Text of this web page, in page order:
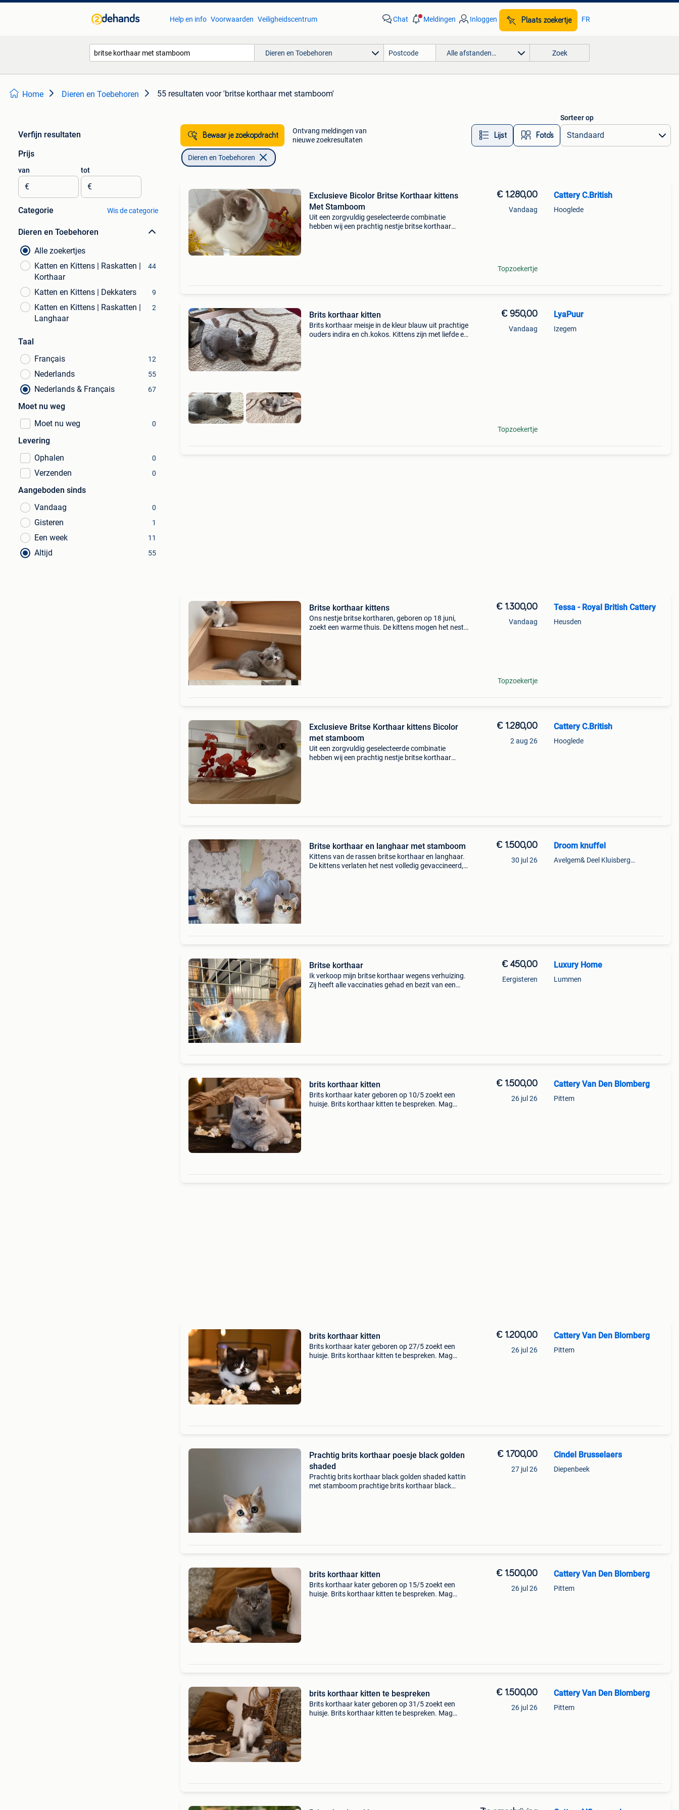
Help en info Voorwaarden Veiligheidscentrum Chat Meldingen Inloggen Plaats zoekertje FR
Dieren en Toebehoren Alle afstanden… Zoek
Home Dieren en Toebehoren 55 resultaten voor 'britse korthaar met stamboom'
Verfijn resultaten
Prijs
van
€
tot
€
Categorie Wis de categorie
Dieren en Toebehoren
Alle zoekertjes
Katten en Kittens | Raskatten |
Korthaar
44
Katten en Kittens | Dekkaters 9
Katten en Kittens | Raskatten |
Langhaar
2
Taal
Français
12
Nederlands 55
Nederlands & Français 67
Moet nu weg
Moet nu weg
0
Levering
Ophalen
0
Verzenden 0
Aangeboden sinds
Vandaag
0
Gisteren 1
Een week 11
Altijd 55
Bewaar je zoekopdracht
Ontvang meldingen van
nieuwe zoekresultaten
Lijst Foto’s
Sorteer op
Dieren en Toebehoren
Exclusieve Bicolor Britse Korthaar kittens
Met Stamboom
Uit een zorgvuldig geselecteerde combinatie
hebben wij een prachtig nestje britse korthaar
€ 1.280,00
Vandaag
Topzoekertje
Cattery C.British
Hooglede
Brits korthaar kitten
Brits korthaar meisje in de kleur blauw uit prachtige
ouders indira en ch.kokos. Kittens zijn met liefde en
€ 950,00
Vandaag
Topzoekertje
LyaPuur
Izegem
Britse korthaar kittens
Ons nestje britse kortharen, geboren op 18 juni,
zoekt een warme thuis. De kittens mogen het nest
€ 1.300,00
Vandaag
Topzoekertje
Tessa - Royal British Cattery
Heusden
Exclusieve Britse Korthaar kittens Bicolor
met stamboom
Uit een zorgvuldig geselecteerde combinatie
hebben wij een prachtig nestje britse korthaar
€ 1.280,00
2 aug 26
Cattery C.British
Hooglede
Britse korthaar en langhaar met stamboom
Kittens van de rassen britse korthaar en langhaar.
De kittens verlaten het nest volledig gevaccineerd,
€ 1.500,00
30 jul 26
Droom knuffel
Avelgem& Deel Kluisbergen
Britse korthaar
Ik verkoop mijn britse korthaar wegens verhuizing.
Zij heeft alle vaccinaties gehad en bezit van een
€ 450,00
Eergisteren
Luxury Home
Lummen
brits korthaar kitten
Brits korthaar kater geboren op 10/5 zoekt een
huisje. Brits korthaar kitten te bespreken. Mag
€ 1.500,00
26 jul 26
Cattery Van Den Blomberg
Pittem
brits korthaar kitten
Brits korthaar kater geboren op 27/5 zoekt een
huisje. Brits korthaar kitten te bespreken. Mag
€ 1.200,00
26 jul 26
Cattery Van Den Blomberg
Pittem
Prachtig brits korthaar poesje black golden
shaded
Prachtig brits korthaar black golden shaded kattin
met stamboom prachtige brits korthaar black
€ 1.700,00
27 jul 26
Cindel Brusselaers
Diepenbeek
brits korthaar kitten
Brits korthaar kater geboren op 15/5 zoekt een
huisje. Brits korthaar kitten te bespreken. Mag
€ 1.500,00
26 jul 26
Cattery Van Den Blomberg
Pittem
brits korthaar kitten te bespreken
Brits korthaar kater geboren op 31/5 zoekt een
huisje. Brits korthaar kitten te bespreken. Mag
€ 1.500,00
26 jul 26
Cattery Van Den Blomberg
Pittem